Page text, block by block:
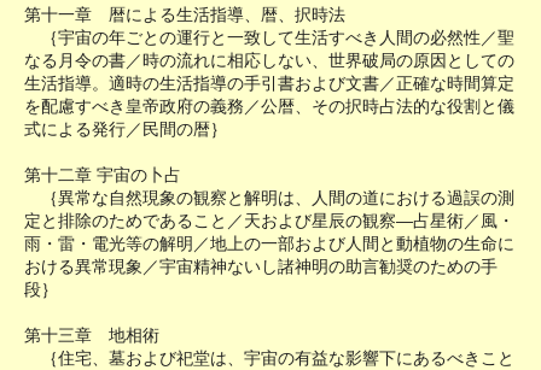
第十一章 暦による生活指導、暦、択時法
｛宇宙の年ごとの運行と一致して生活すべき人間の必然性／聖
なる月令の書／時の流れに相応しない、世界破局の原因としての
生活指導。適時の生活指導の手引書および文書／正確な時間算定
を配慮すべき皇帝政府の義務／公暦、その択時占法的な役割と儀
式による発行／民間の暦｝
第十二章 宇宙の卜占
｛異常な自然現象の観察と解明は、人間の道における過誤の測
定と排除のためであること／天および星辰の観察―占星術／風・
雨・雷・電光等の解明／地上の一部および人間と動植物の生命に
おける異常現象／宇宙精神ないし諸神明の助言勧奨のための手
段｝
第十三章 地相術
｛住宅、墓および祀堂は、宇宙の有益な影響下にあるべきこと